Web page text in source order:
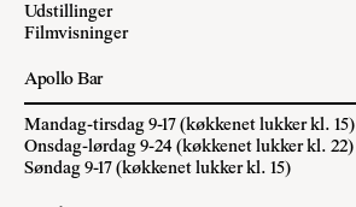
Udstillinger
Filmvisninger
Apollo Bar
Mandag-tirsdag 9-17 (køkkenet lukker kl. 15)
Onsdag-lørdag 9-24 (køkkenet lukker kl. 22)
Søndag 9-17 (køkkenet lukker kl. 15)